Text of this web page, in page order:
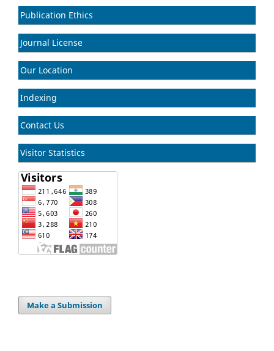
Publication Ethics
Journal License
Our Location
Indexing
Contact Us
Visitor Statistics
Make a Submission